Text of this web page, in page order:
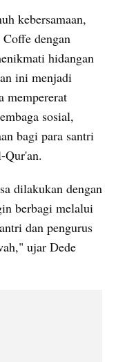
kebersamaan,
dengan
hidangan
ini menjadi
mempererat
sosial,
bagi para santri
dilakukan dengan
berbagi melalui
dan pengurus
ujar Dede